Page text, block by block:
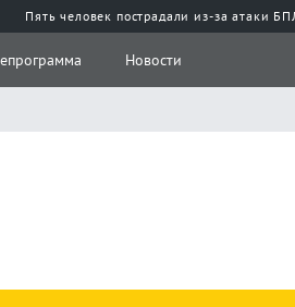
Пять человек пострадали из-за атаки
Новости